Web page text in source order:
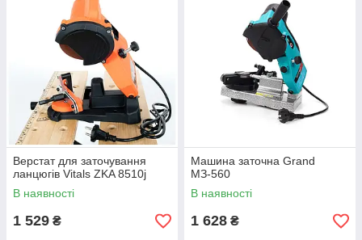
Верстат для заточування
ланцюгів Vitals ZKA 8510j
В наявності
1 529 ₴
Машина заточна Grand
МЗ-560
В наявності
1 628 ₴